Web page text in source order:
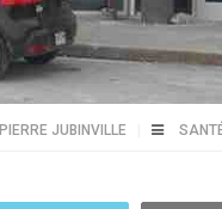
PIERRE JUBINVILLE